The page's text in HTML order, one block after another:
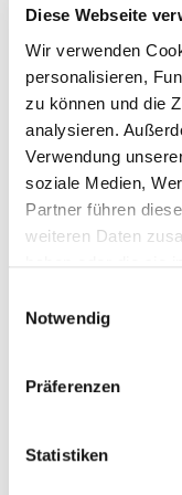
Diese Webseite
Wir verwenden
personalisieren,
zu können und die
analysieren.
Verwendung
soziale Medien,
Partner führen
weiteren Daten
Notwendig
Präferenzen
Statistiken
Braucht man
im
Bei vielen
Langzeitaufenthalt
einen Unterschied
Auslandssemester
deshalb
Krankenkassen
Informationen
du beispielsweise
empfehle ich dir